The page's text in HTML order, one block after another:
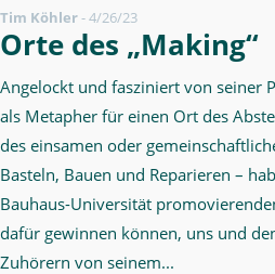
Makerspace
Tim Köhler-4/26/23
Orte des „Making“
Angelockt und fasziniert von seiner
als Metapher für einen Ort des
des einsamen oder
Basteln, Bauen und Reparieren –
Bauhaus-Universität
dafür gewinnen können, uns und
Zuhörern von seinem...